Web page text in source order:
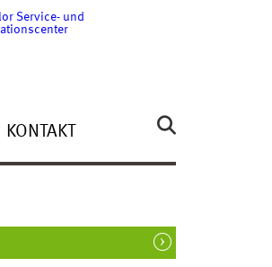
KONTAKT